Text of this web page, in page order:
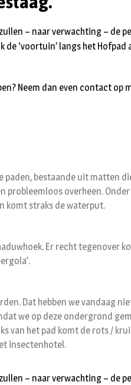
– naar verwachting – de
de ‘voortuin’ langs het Hofpad
Neem dan even contact op
paden, bestaande uit matten
probleemloos overheen.
komt straks de waterput.
Er recht tegenover
Dat hebben we vandaag
we op deze ondergrond
van het pad komt de rots /
insectenhotel.
– naar verwachting – de